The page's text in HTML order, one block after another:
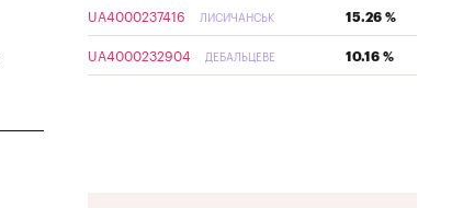
UA4000237416 ЛИСИЧАНСЬК 15.26 %
UA4000232904 ДЕБАЛЬЦЕВЕ 10.16 %